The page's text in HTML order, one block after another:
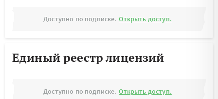
Доступно по подписке. Открыть доступ.
Единый реестр лицензий
Доступно по подписке. Открыть доступ.